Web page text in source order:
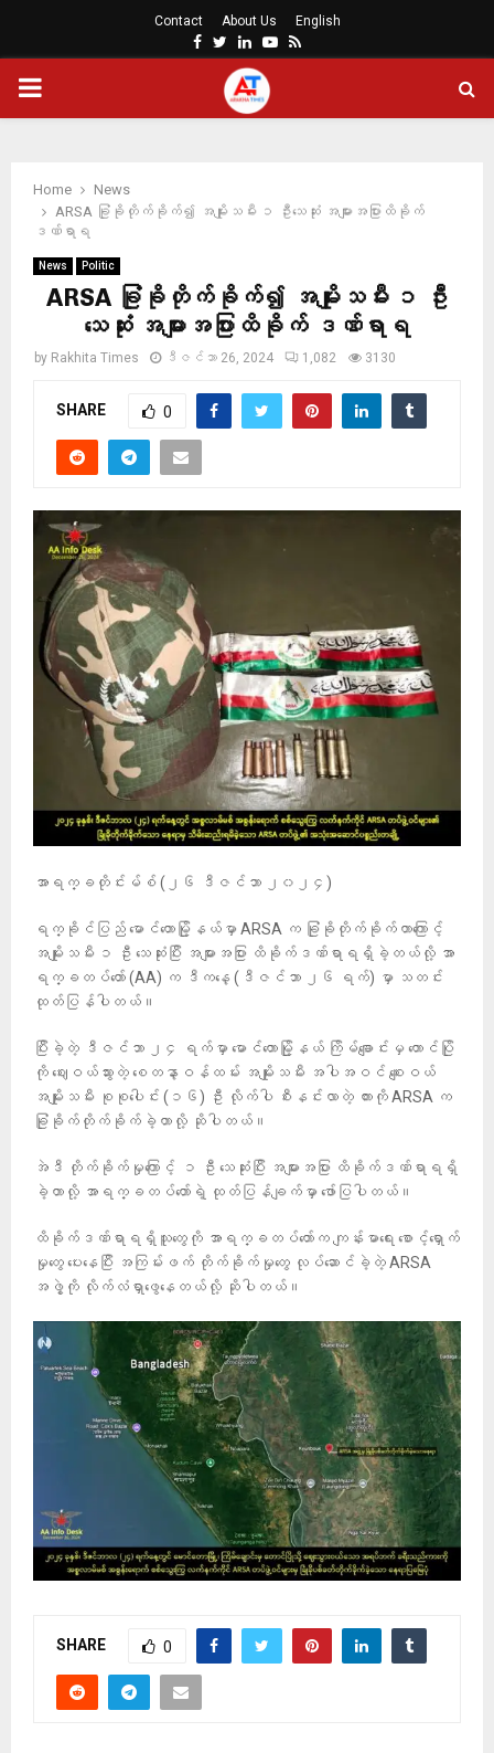
Contact About Us English
Facebook
Twitter
LinkedinYoutube
Rss
PRIMARY
Home
News
ARSA ခြုံခိုတိုက်ခိုက်၍ အမျိုးသမီး ၁ ဦးသေဆုံး အများအပြားထိခိုက်
ဒဏ်ရာရ
News Politic
ARSA ခြုံခိုတိုက်ခိုက်၍ အမျိုးသမီး ၁ ဦး
သေဆုံး အများအပြားထိခိုက် ဒဏ်ရာရ
by Rakhita Times ဒီဇင်ဘာ 26, 2024 1,082 3130
SHARE 0
အာရက္ခတိုင်းမ်စ် (၂၆ ဒီဇင်ဘာ ၂၀၂၄)
ရက္ခိုင်ပြည် မောင်တောမြို့နယ်မှာ ARSA က ခြုံခိုတိုက်ခိုက်တာကြောင့်
အမျိုးသမီး ၁ ဦး သေဆုံးပြီး အများအပြား ထိခိုက်ဒဏ်ရာရရှိခဲ့တယ်လို့ အာ
ရက္ခတပ်တော် (AA) က ဒီကနေ့ (ဒီဇင်ဘာ ၂၆ ရက်) မှာ သတင်း
ထုတ်ပြန်ပါတယ်။
ပြီးခဲ့တဲ့ ဒီဇင်ဘာ ၂၄ ရက်မှာ မောင်တောမြို့နယ် ကြိမ်ချောင်းမှ တောင်ပြို
ကို ဈေးဝယ်သွားတဲ့ စေတနာ့ဝန်ထမ်း အမျိုးသမီး အပါအဝင် စျေးဝယ်
အမျိုးသမီး စုစုပေါင်း (၁၆) ဦး လိုက်ပါ စီးနင်းလာတဲ့ ကားကို ARSA က
ခြုံခိုက်တိုက်ခိုက်ခဲ့တာလို့ ဆိုပါတယ်။
အဲဒီ တိုက်ခိုက်မှုကြောင့် ၁ ဦး သေဆုံးပြီး အများအပြား ထိခိုက်ဒဏ်ရာရရှိ
ခဲ့တာလို့ အာရက္ခတပ်တော်ရဲ့ ထုတ်ပြန်ချက်မှာ ဖော်ပြပါတယ်။
ထိခိုက်ဒဏ်ရာရရှိသူတွေကို အာရက္ခတပ်တော်က ကျန်းမာရေး စောင့်ရှောက်
မှုတွေ ပေးနေပြီး အကြမ်းဖက် တိုက်ခိုက်မှုတွေ လုပ်ဆောင်ခဲ့တဲ့ ARSA
အဖွဲ့ကို လိုက်လံရှာဖွေနေတယ်လို့ ဆိုပါတယ်။
SHARE 0